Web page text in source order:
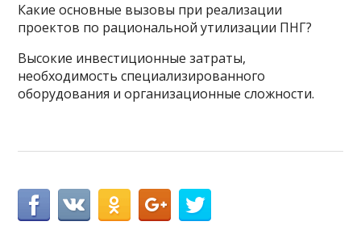
Какие основные вызовы при реализации
проектов по рациональной утилизации ПНГ?
Высокие инвестиционные затраты,
необходимость специализированного
оборудования и организационные сложности.